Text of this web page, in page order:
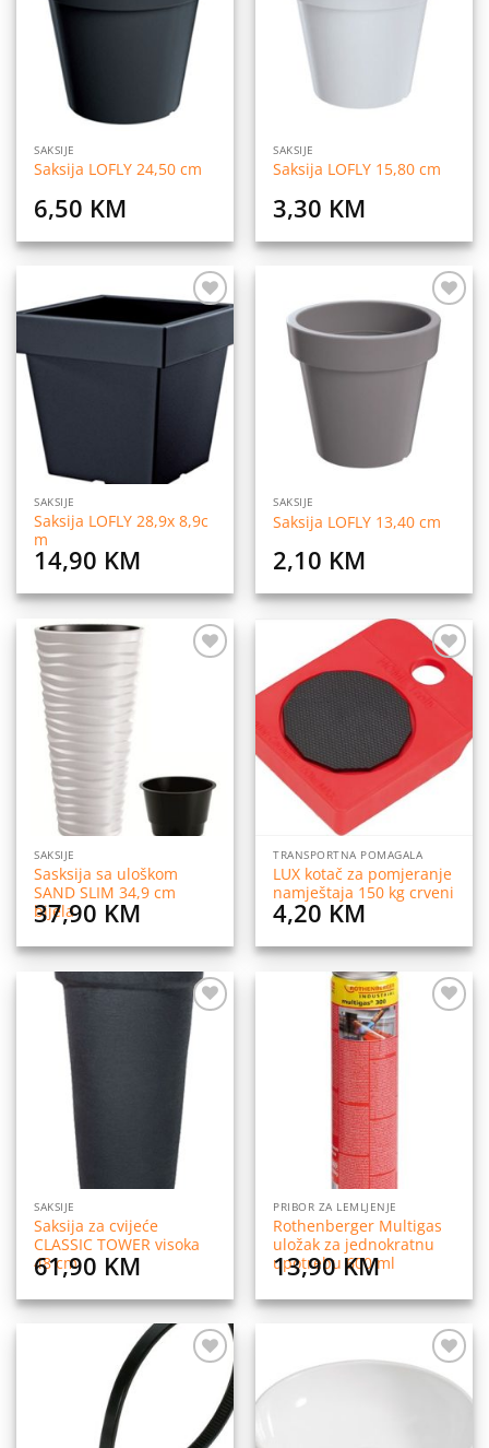
želja
SAKSIJE
Saksija LOFLY 24,50 cm
6,50 KM
SAKSIJE
Saksija LOFLY 15,80 cm
3,30 KM
Dodaj
listu
SAKSIJE
Saksija LOFLY 28,9x 8,9c
m
14,90 KM
Dodaj
na
listu
SAKSIJE
Saksija LOFLY 13,40 cm
2,10 KM
SAKSIJE
Sasksija sa uloškom
SAND SLIM 34,9 cm
bijela
37,90 KM
Dodaj
na
TRANSPORTNA POMAGALA
LUX kotač za pomjeranje
namještaja 150 kg crveni
4,20 KM
Dodaj
SAKSIJE
Saksija za cvijeće
CLASSIC TOWER visoka
48 cm
61,90 KM
PRIBOR ZA LEMLJENJE
Rothenberger Multigas
uložak za jednokratnu
upotrebu 600 ml
13,90KM
listu
želja
Dodaj